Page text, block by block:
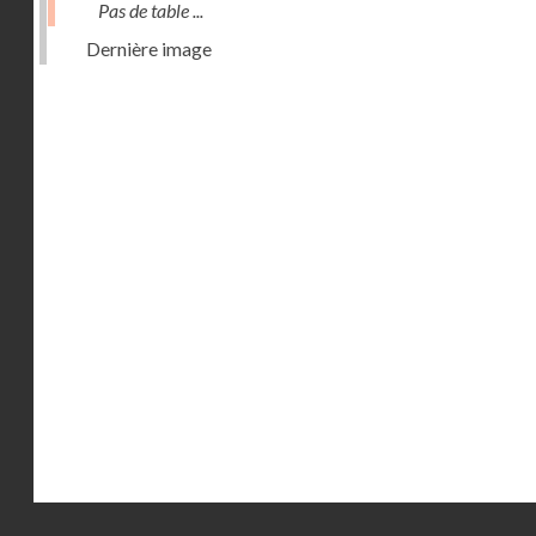
Pas de table ...
Dernière image